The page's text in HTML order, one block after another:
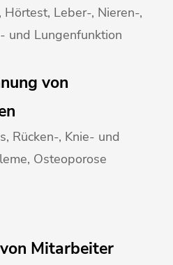
Hörtest, Leber-, Nieren-,
und Lungenfunktion
von
Rücken-, Knie- und
Osteoporose
Mitarbeiter